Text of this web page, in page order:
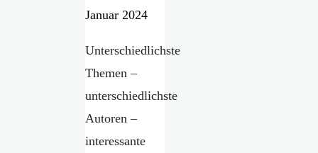
Januar 2024
Unterschiedlichste
Themen –
unterschiedlichste
Autoren –
interessante